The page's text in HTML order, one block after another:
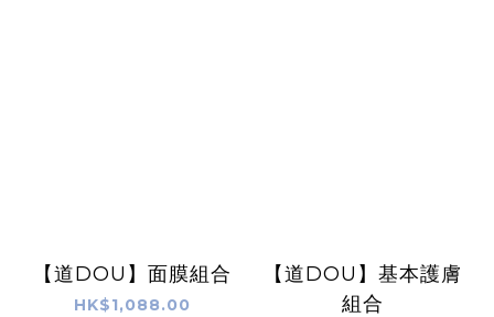
【道DOU】面膜組合
HK$1,088.00
【道DOU】基本護膚
組合